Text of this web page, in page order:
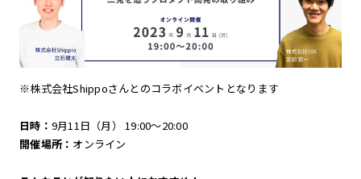
※株式会社Shippoさんとのコラボイベントとなります
日時： 9月11日（月） 19:00〜20:00
開催場所： オンライン